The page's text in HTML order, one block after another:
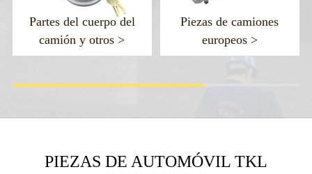
del
Piezas de camiones
europeos >
PIEZAS DE AUTOMÓVIL TKL